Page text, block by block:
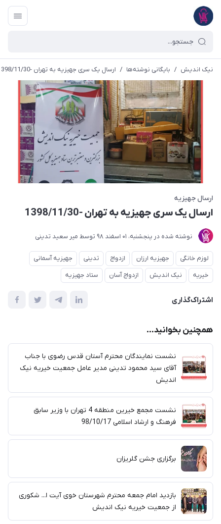
نیک اندیش / بایگانی نوشته‌ها / ارسال یک سری جهیزیه به تهران -1398/11/30
ارسال جهیزیه
ارسال یک سری جهیزیه به تهران -1398/11/30
نوشته شده در پنجشنبه، 01 اسفند 98 توسط میر سعید تدینی
لوزم خانگی جهیزیه ارزان ازدواج تدینی
جهیزیه آسمانی
خیریه
نیک اندیش ازدواج آسان ستاد جهیزیه
اشتراک‌گذاری
همچنین بخوانید...
نشست نمایندگان محترم آستان قدس رضوی با جناب
آقای سید محمود تدینی مدیر عامل جمعیت خیریه نیک
اندیش
نشست مجمع خیرین منطقه 4 تهران با وزیر سابق
فرهنگ و ارشاد اسلامی 98/10/17
برگزاری جشن گلریزان
بازدید امام جمعه محترم شهرستان خوی آیت ا... شکوری
از جمعیت خیریه نیک اندیش